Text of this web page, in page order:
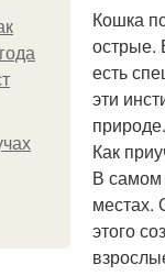
Кошка
острые.
есть
эти
природе.
Как
В самом
местах.
этого